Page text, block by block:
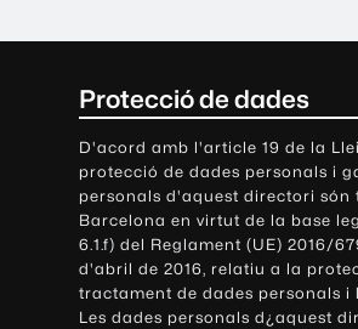
Protecció de dades
D'acord amb l'article 19 de la
protecció de dades personals i
personals d'aquest directori
Barcelona en virtut de la base
6.1.f) del Reglament (UE) 2016/
d'abril de 2016, relatiu a la
tractament de dades personals i
Les dades personals d¿aquest